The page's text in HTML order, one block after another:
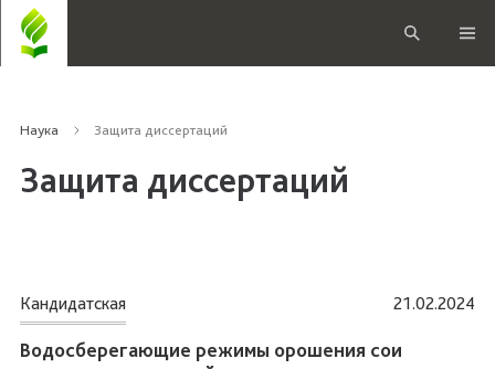
Наука Защита диссертаций
Защита диссертаций
Кандидатская
Водосберегающие режимы орошения сои
21.02.2024